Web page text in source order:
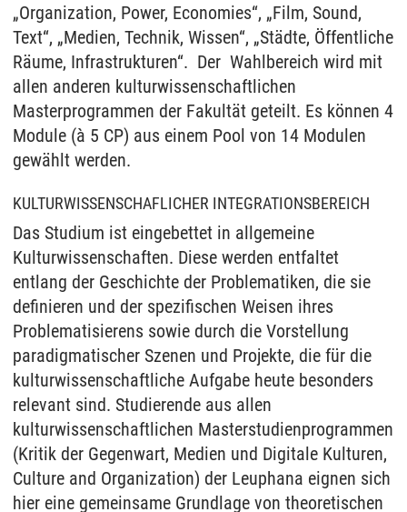
„Organization, Power, Economies“, „Film, Sound,
Text“, „Medien, Technik, Wissen“, „Städte, Öffentliche
Räume, Infrastrukturen“. Der Wahlbereich wird mit
allen anderen kulturwissenschaftlichen
Masterprogrammen der Fakultät geteilt. Es können 4
Module (à 5 CP) aus einem Pool von 14 Modulen
gewählt werden.
KULTURWISSENSCHAFLICHER INTEGRATIONSBEREICH
Das Studium ist eingebettet in allgemeine
Kulturwissenschaften. Diese werden entfaltet
entlang der Geschichte der Problematiken, die sie
definieren und der spezifischen Weisen ihres
Problematisierens sowie durch die Vorstellung
paradigmatischer Szenen und Projekte, die für die
kulturwissenschaftliche Aufgabe heute besonders
relevant sind. Studierende aus allen
kulturwissenschaftlichen Masterstudienprogrammen
(Kritik der Gegenwart, Medien und Digitale Kulturen,
Culture and Organization) der Leuphana eignen sich
hier eine gemeinsame Grundlage von theoretischen